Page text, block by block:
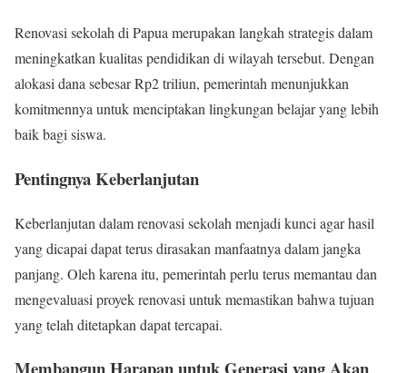
Renovasi sekolah di Papua merupakan langkah strategis dalam
meningkatkan kualitas pendidikan di wilayah tersebut. Dengan
alokasi dana sebesar Rp2 triliun, pemerintah menunjukkan
komitmennya untuk menciptakan lingkungan belajar yang lebih
baik bagi siswa.
Pentingnya Keberlanjutan
Keberlanjutan dalam renovasi sekolah menjadi kunci agar hasil
yang dicapai dapat terus dirasakan manfaatnya dalam jangka
panjang. Oleh karena itu, pemerintah perlu terus memantau dan
mengevaluasi proyek renovasi untuk memastikan bahwa tujuan
yang telah ditetapkan dapat tercapai.